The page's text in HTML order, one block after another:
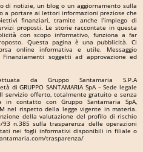
notizie, un blog o un aggiornamento sulla
a portare ai lettori informazioni preziose che
finanziari, tramite anche l’impiego di
proposti. Le storie raccontate in questa
con scopo informativo, funziona a far
Questa pagina è una pubblicità. Ci
online informativa e utile. Messaggio
soggetti ad approvazione ed
da Gruppo Santamaria S.P.A
di GRUPPO SANTAMARIA SpA – Sede legale
servizio offerto, totalmente gratuito e senza
in contatto con Gruppo Santamaria SpA,
nel rispetto della legge vigente in materia.
della valutazione del profilo di rischio
n.385 sulla trasparenza delle operazioni
nei fogli informativi disponibili in filiale o
trasparenza/